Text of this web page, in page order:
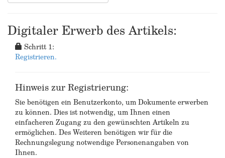
Digitaler Erwerb des Artikels:
Schritt 1:
Registrieren.
Hinweis zur Registrierung:
Sie benötigen ein Benutzerkonto, um Dokumente erwerben
zu können. Dies ist notwendig, um Ihnen einen
einfacheren Zugang zu den gewünschten Artikeln zu
ermöglichen. Des Weiteren benötigen wir für die
Rechnungslegung notwendige Personenangaben von
Ihnen.